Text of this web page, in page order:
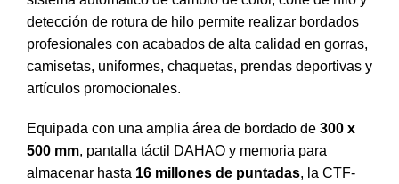
detección de rotura de hilo permite realizar bordados
profesionales con acabados de alta calidad en gorras,
camisetas, uniformes, chaquetas, prendas deportivas y
artículos promocionales.
Equipada con una amplia área de bordado de 300 x
500 mm, pantalla táctil DAHAO y memoria para
almacenar hasta 16 millones de puntadas, la CTF-